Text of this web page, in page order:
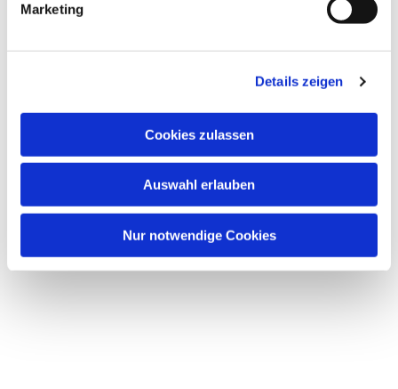
Marketing
Details zeigen
Cookies zulassen
Auswahl erlauben
Nur notwendige Cookies